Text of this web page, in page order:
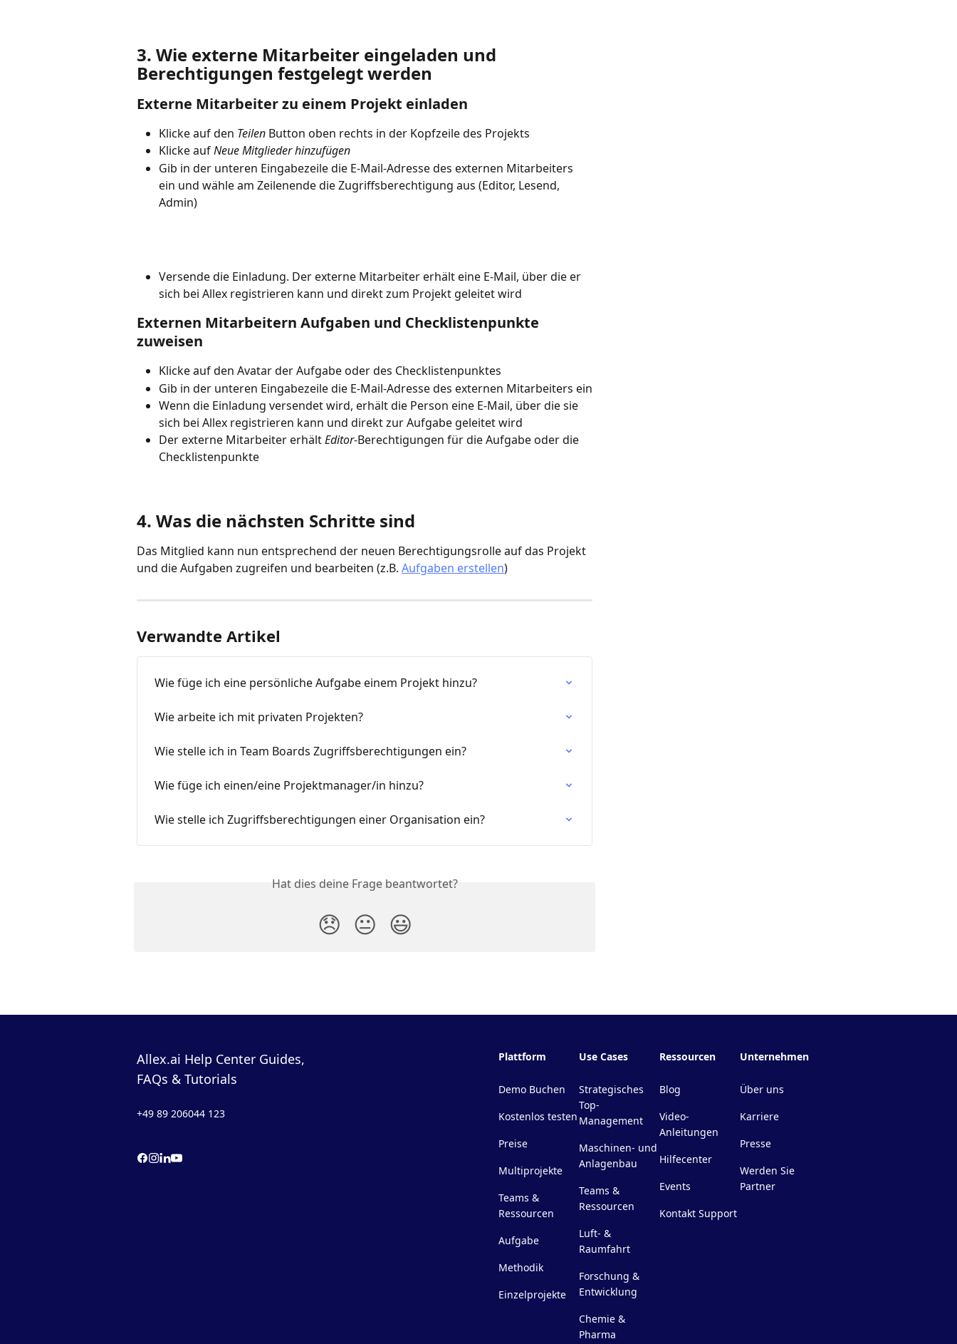
3. Wie externe Mitarbeiter eingeladen und
Berechtigungen festgelegt werden
Externe Mitarbeiter zu einem Projekt einladen
Klicke auf den Teilen Button oben rechts in der Kopfzeile des Projekts
Klicke auf Neue Mitglieder hinzufügen
Gib in der unteren Eingabezeile die E-Mail-Adresse des externen Mitarbeiters
ein und wähle am Zeilenende die Zugriffsberechtigung aus (Editor, Lesend,
Admin)
Versende die Einladung. Der externe Mitarbeiter erhält eine E-Mail, über die er
sich bei Allex registrieren kann und direkt zum Projekt geleitet wird
Externen Mitarbeitern Aufgaben und Checklistenpunkte
zuweisen
Klicke auf den Avatar der Aufgabe oder des Checklistenpunktes
Gib in der unteren Eingabezeile die E-Mail-Adresse des externen Mitarbeiters ein
Wenn die Einladung versendet wird, erhält die Person eine E-Mail, über die sie
sich bei Allex registrieren kann und direkt zur Aufgabe geleitet wird
Der externe Mitarbeiter erhält Editor-Berechtigungen für die Aufgabe oder die
Checklistenpunkte
4. Was die nächsten Schritte sind
Das Mitglied kann nun entsprechend der neuen Berechtigungsrolle auf das Projekt
und die Aufgaben zugreifen und bearbeiten (z.B. Aufgaben erstellen)
Verwandte Artikel
Wie füge ich eine persönliche Aufgabe einem Projekt hinzu?
Wie arbeite ich mit privaten Projekten?
Wie stelle ich in Team Boards Zugriffsberechtigungen ein?
Wie füge ich einen/eine Projektmanager/in hinzu?
Wie stelle ich Zugriffsberechtigungen einer Organisation ein?
Hat dies deine Frage beantwortet?
😞 😐 😃
Allex.ai Help Center Guides,
FAQs & Tutorials
+49 89 206044 123
Plattform
Demo Buchen
Kostenlos testen
Preise
Multiprojekte
Teams &
Ressourcen
Aufgabe
Methodik
Einzelprojekte
Use Cases
Strategisches
Top-
Management
Maschinen- und
Anlagenbau
Teams &
Ressourcen
Luft- &
Raumfahrt
Forschung &
Entwicklung
Chemie &
Pharma
Ressourcen
Blog
Video-
Anleitungen
Hilfecenter
Events
Kontakt Support
Unternehmen
Über uns
Karriere
Presse
Werden Sie
Partner